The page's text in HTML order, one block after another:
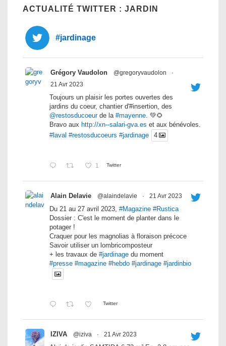
ACTUALITÉ TWITTER : JARDIN
#jardinage
Grégory Vaudolon @gregoryvaudolon
·
21 Avr 2023
Toujours un plaisir les portes ouvertes des
jardins du coeur, chantier d'#insertion, des
@restosducoeurde la #mayenne. 💚🌻
Bravo aux http://xn--salari-gva.es et aux bénévoles.
#laval #restosducoeurs #jardinage 4
1 Twitter
Alain Delavie @alaindelavie · 21 Avr 2023
Du 21 au 27 avril 2023, #Magazine #Rustica
Dossier : C'est le moment de planter dans le
potager !
Craquer pour les magnolias à floraison précoce
Savoir utiliser un lombricomposteur
+ les travaux de #jardinage du moment
#presse #magazine #hebdo #jardinage #jardinbio
Twitter
IZIVA @iziva · 21 Avr 2023